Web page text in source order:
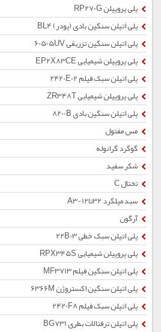
پلی پروپیلن RP270G
پلی اتیلن سنگین بادی (پودر) BL4
پلی اتیلن سنگین تزریقی 60505UV
پلی پروپیلن شیمیایی EP2X83CE
پلی اتیلن سبک فیلم 2420E02
پلی پروپیلن شیمیایی ZR348T
پلی اتیلن سنگین بادی 8200B
مس مفتول
گوگرد گرانوله
شکر سفید
تختال C
سبد میلگرد 32تا12-A3
آرگون
پلی اتیلن سبک خطی 22B03
پلی پروپیلن شیمیایی RPX345S
پلی اتیلن سنگین فیلم MF3713
پلی اتیلن سنگین اکستروژن 6366M
پلی اتیلن سبک فیلم 2420F8
پلی اتیلن ترفتالات بطری BG731